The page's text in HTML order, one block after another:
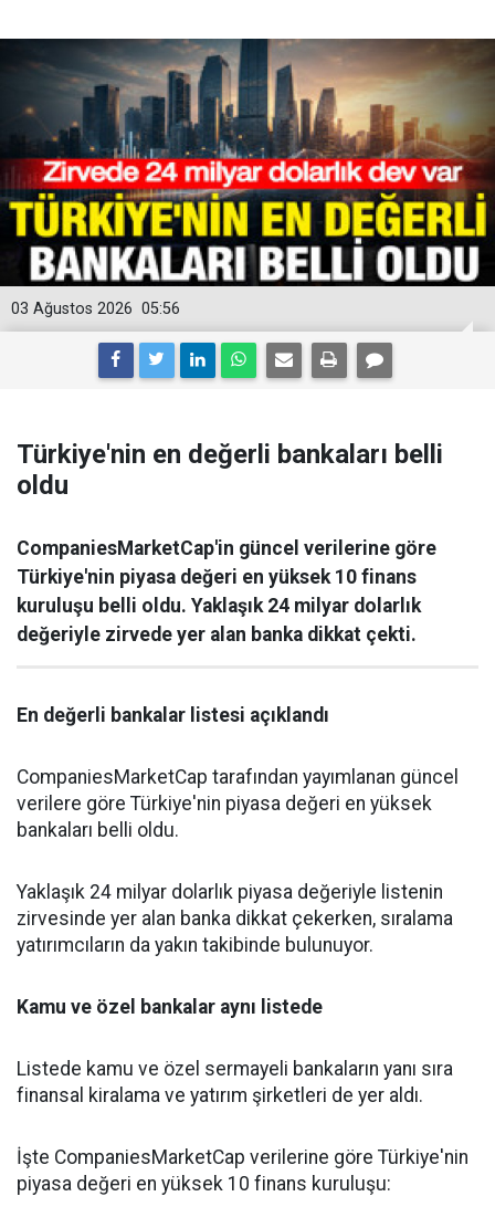
05:56
03 Ağustos 2026
Türkiye'nin en değerli bankaları belli
oldu
CompaniesMarketCap'in güncel verilerine göre
Türkiye'nin piyasa değeri en yüksek 10 finans
kuruluşu belli oldu. Yaklaşık 24 milyar dolarlık
değeriyle zirvede yer alan banka dikkat çekti.
En değerli bankalar listesi açıklandı
CompaniesMarketCap tarafından yayımlanan güncel
verilere göre Türkiye'nin piyasa değeri en yüksek
bankaları belli oldu.
Yaklaşık 24 milyar dolarlık piyasa değeriyle listenin
zirvesinde yer alan banka dikkat çekerken, sıralama
yatırımcıların da yakın takibinde bulunuyor.
Kamu ve özel bankalar aynı listede
Listede kamu ve özel sermayeli bankaların yanı sıra
finansal kiralama ve yatırım şirketleri de yer aldı.
İşte CompaniesMarketCap verilerine göre Türkiye'nin
piyasa değeri en yüksek 10 finans kuruluşu: